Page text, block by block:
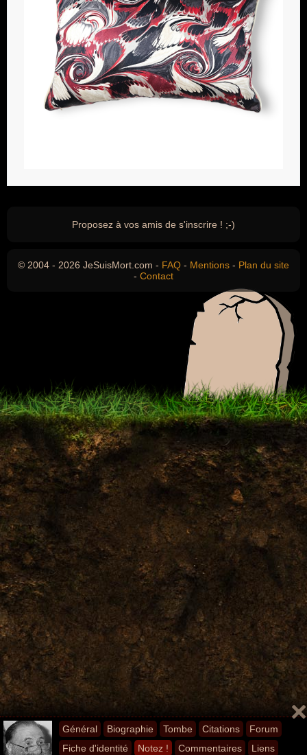
Général Biographie Tombe Citations
Forum
Fiche d'identité
Notez ! Commentaires Liens
Proposez à vos amis de s'inscrire ! ;-)
© 2004 - 2026 JeSuisMort.com - FAQ - Mentions - Plan du site
- Contact